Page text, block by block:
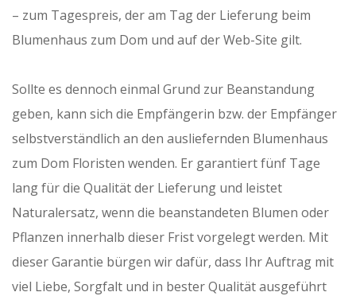
– zum Tagespreis, der am Tag der Lieferung beim
Blumenhaus zum Dom und auf der Web-Site gilt.
Sollte es dennoch einmal Grund zur Beanstandung
geben, kann sich die Empfängerin bzw. der Empfänger
selbstverständlich an den ausliefernden Blumenhaus
zum Dom Floristen wenden. Er garantiert fünf Tage
lang für die Qualität der Lieferung und leistet
Naturalersatz, wenn die beanstandeten Blumen oder
Pflanzen innerhalb dieser Frist vorgelegt werden. Mit
dieser Garantie bürgen wir dafür, dass Ihr Auftrag mit
viel Liebe, Sorgfalt und in bester Qualität ausgeführt